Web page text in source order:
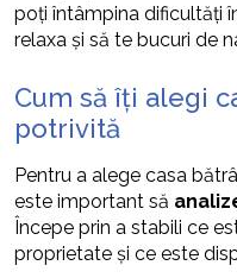
poți întâmpina dificultăți
relaxa și să te bucuri de
Cum să îți alegi
potrivită
Pentru a alege casa
este important să
Începe prin a stabili ce
proprietate și ce este